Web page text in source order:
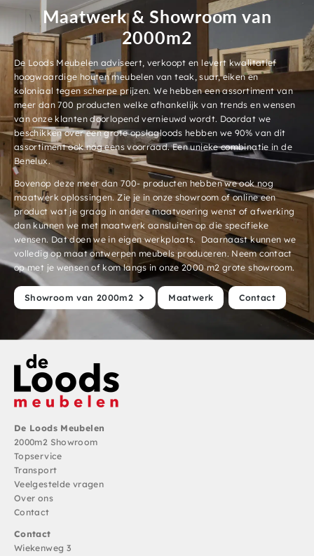
Maatwerk & Showroom van
2000m2
De Loods Meubelen adviseert, verkoopt en levert kwalitatief
hoogwaardige houten meubelen van teak, suar, eiken en
koloniaal tegen scherpe prijzen. We hebben een assortiment van
meer dan 700 producten welke afhankelijk van trends en wensen
van onze klanten doorlopend vernieuwd wordt. Doordat we
beschikken over een grote opslagloods hebben we 90% van dit
assortiment ook nog eens voorraad. Een unieke combinatie in de
Benelux.
Bovenop deze meer dan 700- producten hebben we ook nog
maatwerk oplossingen. Zie je in onze showroom of online een
product wat je graag in andere maatvoering wenst of afwerking
dan kunnen we met maatwerk aansluiten op die specifieke
wensen. Dat doen we in eigen werkplaats. Daarnaast kunnen we
volledig op maat ontwerpen meubels produceren. Neem contact
op met je wensen of kom langs in onze 2000 m2 grote showroom.
Showroom van 2000m2 Maatwerk Contact
De Loods Meubelen
2000m2 Showroom
Topservice
Transport
Veelgestelde vragen
Over ons
Contact
Contact
Wiekenweg 3